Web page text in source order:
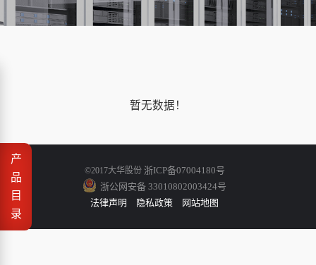
产
品
目
录
暂无数据！
©2017大华股份 浙ICP备07004180号
浙公网安备 33010802003424号
法律声明
隐私政策 网站地图